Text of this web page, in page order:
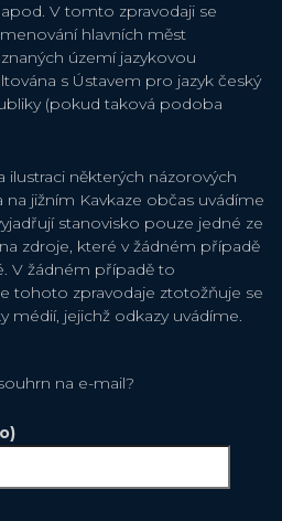
V tomto zpravodaji se
hlavních měst
území jazykovou
s Ústavem pro jazyk český
(pokud taková podoba
některých názorových
jižním Kavkaze občas uvádíme
stanovisko pouze jedné ze
zdroje, které v žádném případě
V žádném případě to
tohoto zpravodaje ztotožňuje se
médií, jejichž odkazy uvádíme.
na e-mail?